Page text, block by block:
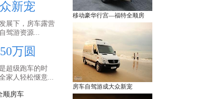
新宠
展下，房车露营
驾游资源...
万圆
超级跑车的时
家人轻松惬意...
顺房车
移动豪华行宫—福特全顺房
房车自驾游成大众新宠